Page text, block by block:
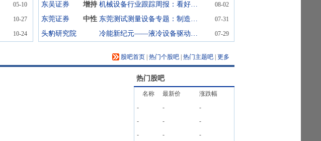
05-10
10-27
10-24
东吴证券 增持 机械设备行业跟踪周报：看好半导体设备超级景气周期&资本开支加速受益的AI设备；推荐估值低稳增长的工程机械 08-02
东莞证券 中性 东莞测试测量设备专题：制造业升级催化检测需求 07-31
头豹研究院 冷能新纪元——液冷设备驱动算力基础设施的热管理革命 头豹词条报告系列 07-29
股吧首页 热门个股吧 热门主题吧 更多
热门股吧
名称 最新价
涨跌幅
-
-
-
-
-
-
-
-
-